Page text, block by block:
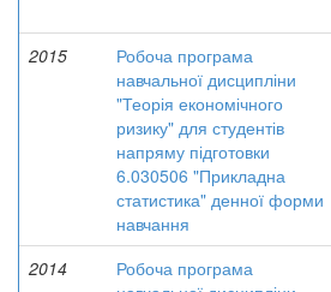
2015
Робоча програма
навчальної дисципліни
"Теорія економічного
ризику" для студентів
напряму підготовки
6.030506 "Прикладна
статистика" денної форми
навчання
2014
Робоча програма